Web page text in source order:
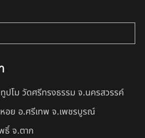
โม วัดศรีทรงธรรม จ.นครสวรรค์
อย อ.ศรีเทพ จ.เพชรบูรณ์
ธิ์ จ.ตาก